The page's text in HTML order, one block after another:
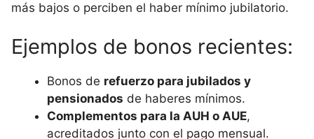
más bajos o perciben el haber mínimo jubilatorio.
Ejemplos de bonos recientes:
Bonos de refuerzo para jubilados y
pensionados de haberes mínimos.
Complementos para la AUH o AUE,
acreditados junto con el pago mensual.